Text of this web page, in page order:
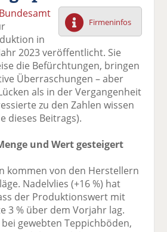
F
ac
e
b
o
o
k
te
n
tt
er
n
Li
n
k
e
di
n
te
il
E
m
ai
l
v
er
se
n
n
ck
e
n
Firmeninfos
in
2023 veröffentlicht. Sie
die Befürchtungen, bringen
Überraschungen – aber
als in der Vergangenheit
zu den Zahlen wissen
dieses Beitrags).
und Wert gesteigert
kommen von den Herstellern
Nadelvlies (+16 %) hat
der Produktionswert mit
3 % über dem Vorjahr lag.
gewebten Teppichböden,